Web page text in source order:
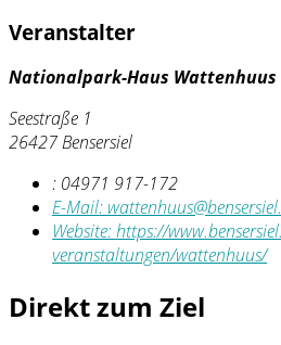
Veranstalter
Nationalpark-Haus Wattenhuus
Seestraße 1
26427 Bensersiel
: 04971 917-172
E-Mail:
Website:https://
veranstaltungen/wattenhuus/
Direkt zum Ziel